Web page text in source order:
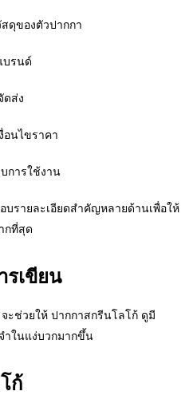
ดุของตัวปากกา
บรนด์
ดส่ง
อนไขราคา
การใช้งาน
บรายละเอียดสำคัญหลายด้านเพื่อให้
กที่สุด
เขียน
ะช่วยให้ ปากกาสกรีนโลโก้ ดูมี
ในแง่บวกมากขึ้น
ก้